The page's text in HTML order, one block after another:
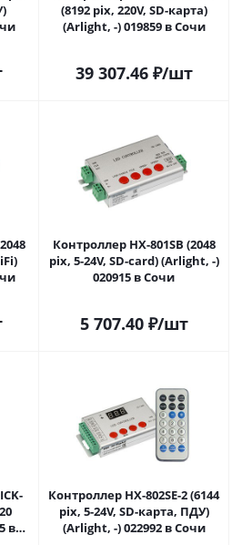
(8192 pix, 220V, SD-карта)
(Arlight, -) 019859 в Сочи
39 307.46₽/шт
Контроллер HX-801SB (2048
pix, 5-24V, SD-card) (Arlight, -)
020915 в Сочи
5 707.40₽/шт
в
Контроллер HX-802SE-2 (6144
pix, 5-24V, SD-карта, ПДУ)
(Arlight, -) 022992 в Сочи